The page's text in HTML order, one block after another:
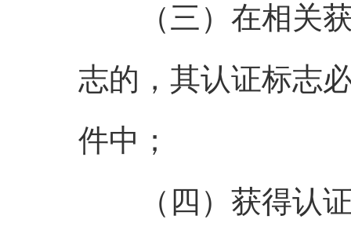
（三）在相关获
志的，其认证标志
件中；
（四）获得认证